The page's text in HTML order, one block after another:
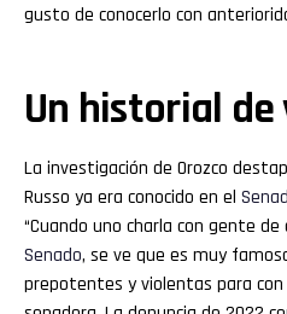
gusto de conocerlo con
Un historial
La investigación de Orozco
Russo ya era conocido en el
“Cuando uno charla con gente
Senado, se ve que es muy
prepotentes y violentas para